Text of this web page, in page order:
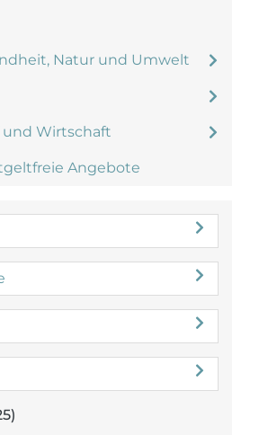
Natur und Umwelt
und Wirtschaft
Angebote